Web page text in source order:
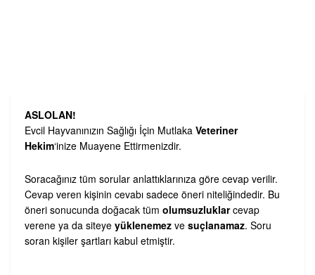
ASLOLAN!
Evcil Hayvanınızın Sağlığı İçin Mutlaka Veteriner
Hekim‘inize Muayene Ettirmenizdir.
Soracağınız tüm sorular anlattıklarınıza göre cevap verilir.
Cevap veren kişinin cevabı sadece öneri niteliğindedir. Bu
öneri sonucunda doğacak tüm olumsuzluklarcevap
verene ya da siteye yüklenemez ve suçlanamaz. Soru
soran kişiler şartları kabul etmiştir.